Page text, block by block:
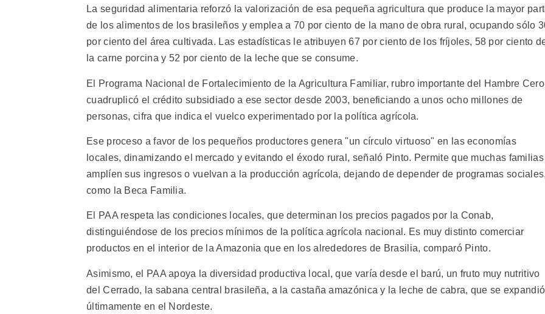
La seguridad alimentaria reforzó la valorización de esa pequeña agricultura que produce la mayor
de los alimentos de los brasileños y emplea a 70 por ciento de la mano de obra rural, ocupando sólo
por ciento del área cultivada. Las estadísticas le atribuyen 67 por ciento de los fríjoles, 58 por ciento
la carne porcina y 52 por ciento de la leche que se consume.
El Programa Nacional de Fortalecimiento de la Agricultura Familiar, rubro importante del Hambre
cuadruplicó el crédito subsidiado a ese sector desde 2003, beneficiando a unos ocho millones de
personas, cifra que indica el vuelco experimentado por la política agrícola.
Ese proceso a favor de los pequeños productores genera "un círculo virtuoso" en las economías
locales, dinamizando el mercado y evitando el éxodo rural, señaló Pinto. Permite que muchas familias
amplíen sus ingresos o vuelvan a la producción agrícola, dejando de depender de programas
como la Beca Familia.
El PAA respeta las condiciones locales, que determinan los precios pagados por la Conab,
distinguiéndose de los precios mínimos de la política agrícola nacional. Es muy distinto comerciar
productos en el interior de la Amazonia que en los alrededores de Brasilia, comparó Pinto.
Asimismo, el PAA apoya la diversidad productiva local, que varía desde el barú, un fruto muy nutritivo
del Cerrado, la sabana central brasileña, a la castaña amazónica y la leche de cabra, que se expandió
últimamente en el Nordeste.